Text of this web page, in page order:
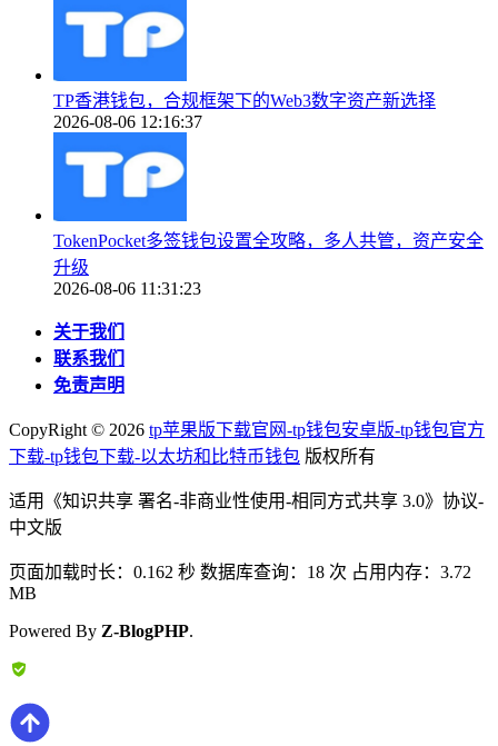
TP香港钱包，合规框架下的Web3数字资产新选择
2026-08-06 12:16:37
TokenPocket多签钱包设置全攻略，多人共管，资产安全
升级
2026-08-06 11:31:23
关于我们
联系我们
免责声明
CopyRight © 2026 tp苹果版下载官网-tp钱包安卓版-tp钱包官方
下载-tp钱包下载-以太坊和比特币钱包 版权所有
适用《知识共享 署名-非商业性使用-相同方式共享 3.0》协议-
中文版
页面加载时长：0.162 秒 数据库查询：18 次 占用内存：3.72
MB
Powered By Z-BlogPHP.